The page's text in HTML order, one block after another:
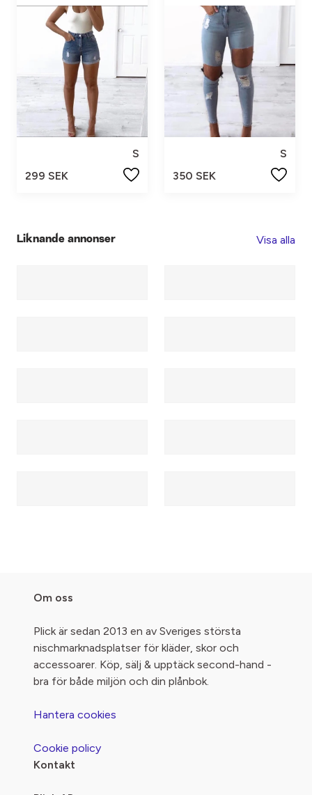
S
299 SEK
S
350 SEK
Liknande annonser Visa alla
Om oss
Plick är sedan 2013 en av Sveriges största
nischmarknadsplatser för kläder, skor och
accessoarer. Köp, sälj & upptäck second-hand -
bra för både miljön och din plånbok.
Hantera cookies
Cookie policy
Kontakt